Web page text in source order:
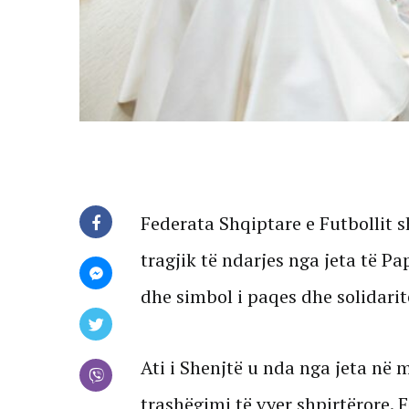
Federata Shqiptare e Futbollit
tragjik të ndarjes nga jeta të
dhe simbol i paqes dhe
Ati i Shenjtë u nda nga jeta në
trashëgimi të vyer shpirtërore.